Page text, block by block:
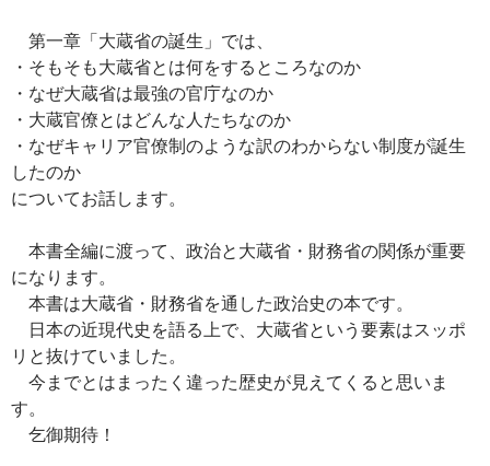
第一章「大蔵省の誕生」では、
・そもそも大蔵省とは何をするところなのか
・なぜ大蔵省は最強の官庁なのか
・大蔵官僚とはどんな人たちなのか
・なぜキャリア官僚制のような訳のわからない制度が誕生
したのか
についてお話します。
本書全編に渡って、政治と大蔵省・財務省の関係が重要
になります。
本書は大蔵省・財務省を通した政治史の本です。
日本の近現代史を語る上で、大蔵省という要素はスッポ
リと抜けていました。
今までとはまったく違った歴史が見えてくると思いま
す。
乞御期待！